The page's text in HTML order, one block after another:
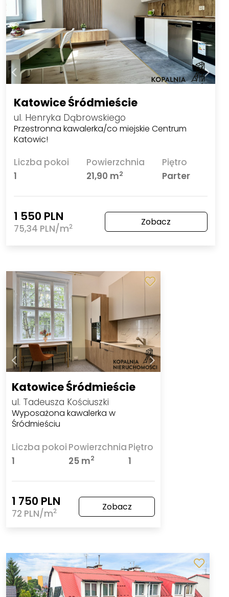
Katowice Śródmieście
ul. Henryka Dąbrowskiego
Przestronna kawalerka/co miejskie Centrum
Katowic!
Liczba pokoi
1
Powierzchnia
21,90 m2
Piętro
Parter
1 550 PLN
75,34 PLN/m2 Zobacz
Katowice Śródmieście
ul. Tadeusza Kościuszki
Wyposażona kawalerka w
Śródmieściu
Liczba pokoi
1
Powierzchnia
25 m2
Piętro
1
1 750 PLN
72 PLN/m2 Zobacz